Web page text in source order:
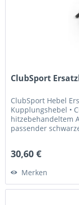
ClubSport
ClubSport Hebel
Kupplungshebel •
hitzebehandeltem
passender
30,60 €
Merken